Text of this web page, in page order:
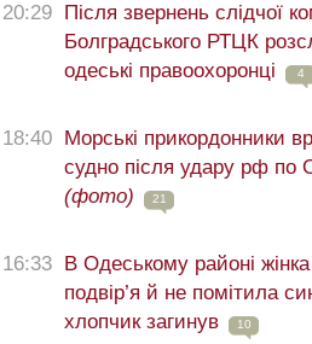
20:29
Після звернень слідчої
Болградського РТЦК
одеські правоохоронці
4
18:40
Морські прикордонники
судно після удару рф по
(фото)
21
16:33
В Одеському районі
подвір’я й не помітила
хлопчик загинув
10